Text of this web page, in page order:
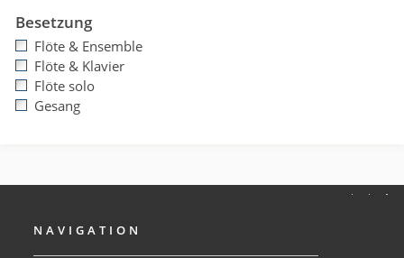
Besetzung
Flöte & Ensemble
Flöte & Klavier
Flöte solo
Gesang
NAVIGATION